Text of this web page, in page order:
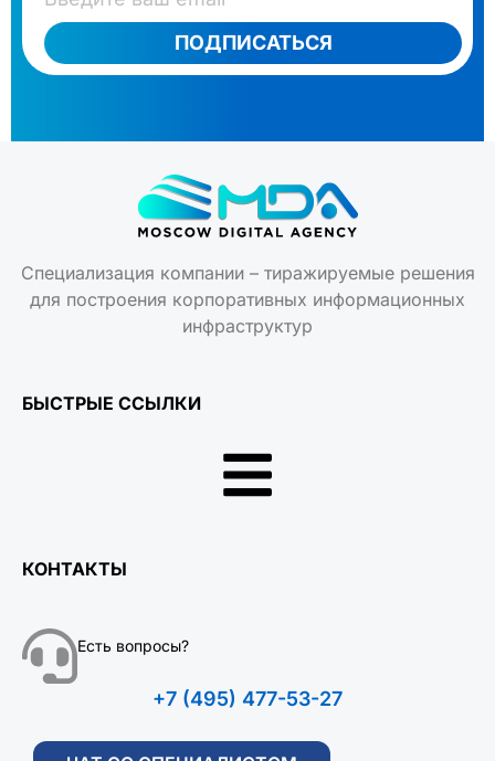
ПОДПИСАТЬСЯ
Специализация компании – тиражируемые решения
для построения корпоративных информационных
инфраструктур
БЫСТРЫЕ ССЫЛКИ
КОНТАКТЫ
Есть вопросы?
+7 (495) 477-53-27